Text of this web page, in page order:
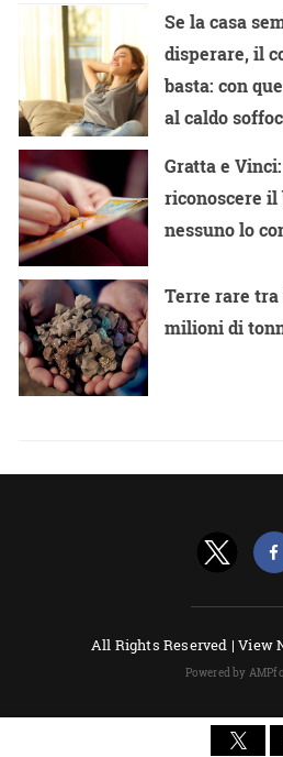
Se la casa
disperare, il
basta: con
al caldo
Gratta e
riconoscere
nessuno lo
Terre rare
milioni di
All Rights Reserved |View
Powered by